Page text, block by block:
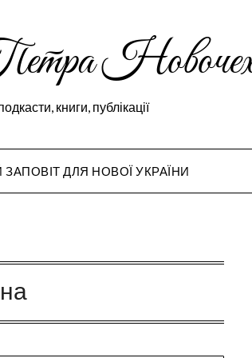
книги, публікації
ДЛЯ НОВОЇ УКРАЇНИ